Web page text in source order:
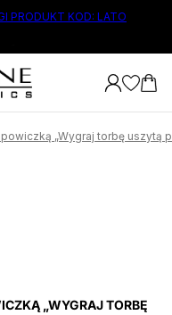
PRODUKT KOD: LATO
„Wygraj torbę uszytą
„WYGRAJ TORBĘ